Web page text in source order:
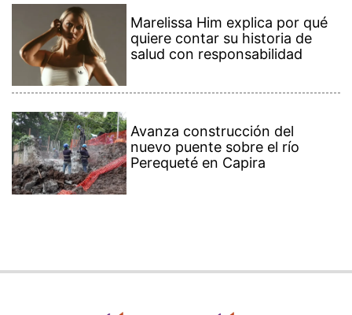
Marelissa Him explica por qué
quiere contar su historia de
salud con responsabilidad
Avanza construcción del
nuevo puente sobre el río
Perequeté en Capira